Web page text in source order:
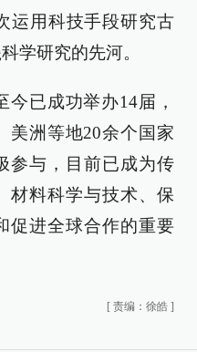
运用科技手段研究古
学研究的先河。
已成功举办14届，
美洲等地20余个国家
参与，目前已成为传
材料科学与技术、保
促进全球合作的重要
[ 责编：徐皓 ]